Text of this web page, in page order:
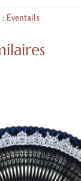
Éventails